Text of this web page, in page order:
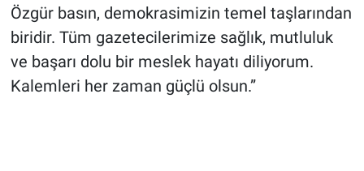
Özgür basın, demokrasimizin temel taşlarından
biridir. Tüm gazetecilerimize sağlık, mutluluk
ve başarı dolu bir meslek hayatı diliyorum.
Kalemleri her zaman güçlü olsun.”